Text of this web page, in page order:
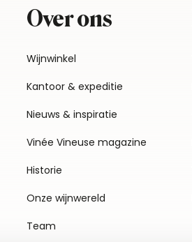
Over ons
Wijnwinkel
Kantoor & expeditie
Nieuws & inspiratie
Vinée Vineuse magazine
Historie
Onze wijnwereld
Team